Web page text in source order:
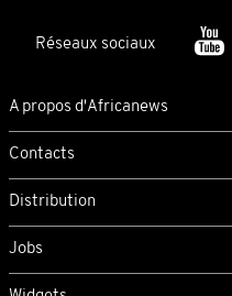
Réseaux sociaux
A propos d'Africanews
Contacts
Distribution
Jobs